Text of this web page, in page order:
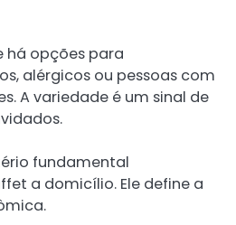
há opções para
alérgicos ou pessoas com
A variedade é um sinal de
fundamental
a domicílio. Ele define a